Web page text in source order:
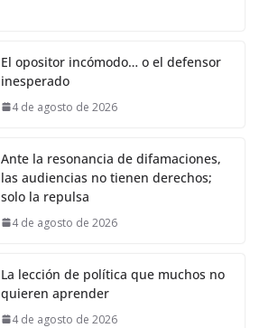
El opositor incómodo… o el defensor
inesperado
4 de agosto de 2026
Ante la resonancia de difamaciones,
las audiencias no tienen derechos;
solo la repulsa
4 de agosto de 2026
La lección de política que muchos no
quieren aprender
4 de agosto de 2026